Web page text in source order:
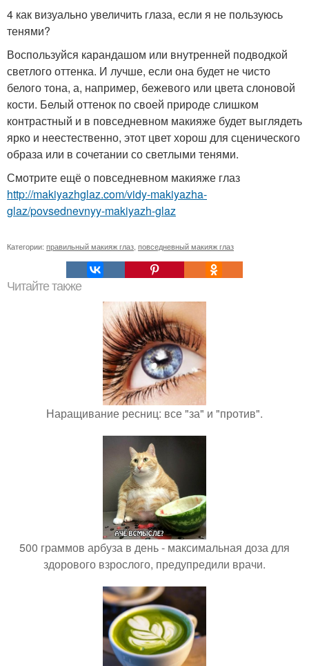
4 как визуально увеличить глаза, если я не пользуюсь
тенями?
Воспользуйся карандашом или внутренней подводкой
светлого оттенка. И лучше, если она будет не чисто
белого тона, а, например, бежевого или цвета слоновой
кости. Белый оттенок по своей природе слишком
контрастный и в повседневном макияже будет выглядеть
ярко и неестественно, этот цвет хорош для сценического
образа или в сочетании со светлыми тенями.
Смотрите ещё о повседневном макияже глаз
http://makiyazhglaz.com/vidy-makiyazha-
glaz/povsednevnyy-makiyazh-glaz
Категории: правильный макияж глаз повседневный макияж глаз
Читайте также
Наращивание ресниц: все "за" и "против".
500 граммов арбуза в день - максимальная доза для
здорового взрослого, предупредили врачи.